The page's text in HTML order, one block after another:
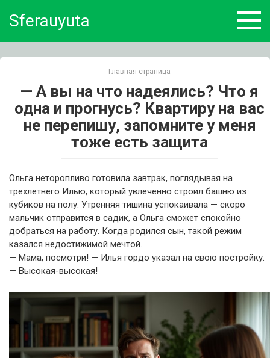
Sferauyuta
Главная страница
— А вы на что надеялись? Что я
одна и прогнусь? Квартиру на вас
не перепишу, запомните у меня
тоже есть защита
Ольга неторопливо готовила завтрак, поглядывая на
трехлетнего Илью, который увлеченно строил башню из
кубиков на полу. Утренняя тишина успокаивала — скоро
мальчик отправится в садик, а Ольга сможет спокойно
добраться на работу. Когда родился сын, такой режим
казался недостижимой мечтой.
— Мама, посмотри! — Илья гордо указал на свою постройку.
— Высокая-высокая!